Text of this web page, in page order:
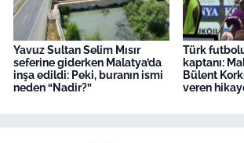
Yavuz Sultan Selim Mısır
seferine giderken Malatya’da
inşa edildi: Peki, buranın ismi
neden “Nadir?”
Türk
kaptanı:
Bülent
veren